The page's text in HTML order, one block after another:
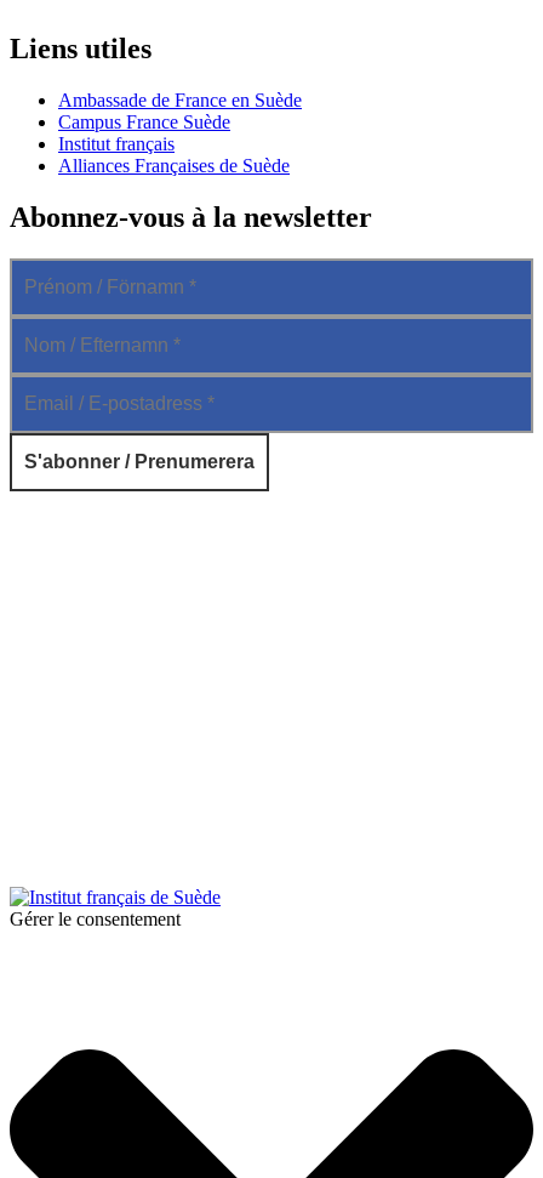
Liens utiles
Ambassade de France en Suède
Campus France Suède
Institut français
Alliances Françaises de Suède
Abonnez-vous à la newsletter
Gérer le consentement